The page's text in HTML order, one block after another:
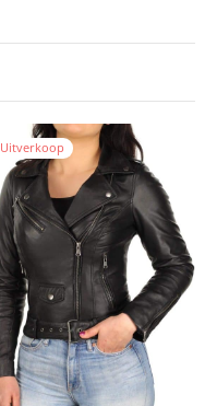
Uitverkoop